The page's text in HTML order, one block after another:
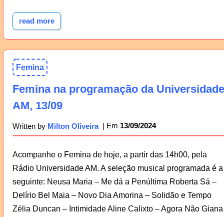
read more
Femina
Femina na programação da Universidade
AM, 13/09
Written by Milton Oliveira 13/09/2024
Acompanhe o Femina de hoje, a partir das 14h00, pela
Rádio Universidade AM. A seleção musical programada é a
seguinte: Neusa Maria – Me dá a Penúltima Roberta Sá –
Delírio Bel Maia – Novo Dia Amorina – Solidão e Tempo
Zélia Duncan – Intimidade Aline Calixto – Agora Não Giana